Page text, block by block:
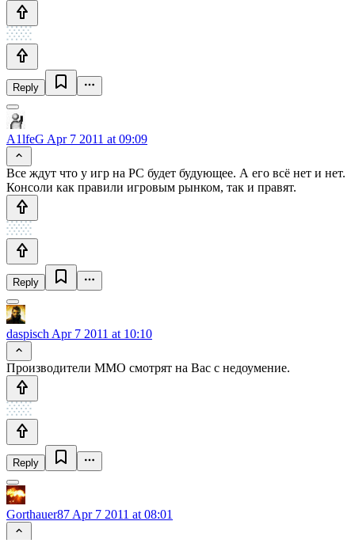
Reply
A1lfeG Apr 7 2011 at 09:09
Все ждут что у игр на PC будет будующее. А его всё нет и нет.
Консоли как правили игровым рынком, так и правят.
Reply
daspisch Apr 7 2011 at 10:10
Производители ММО смотрят на Вас с недоумение.
Reply
Gorthauer87 Apr 7 2011 at 08:01